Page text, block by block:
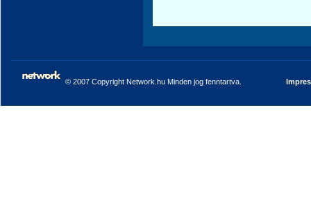
© 2007 Copyright Network.hu Minden jog fenntartva.